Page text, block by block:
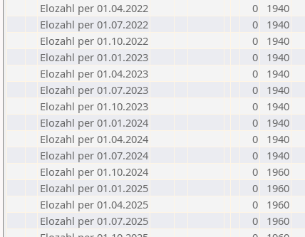
Elozahl per 01.04.2022
0
1940
Elozahl per 01.07.2022
0
1940
Elozahl per 01.10.2022
0
1940
Elozahl per 01.01.2023
0
1940
Elozahl per 01.04.2023
0
1940
Elozahl per 01.07.2023
0
1940
Elozahl per 01.10.2023
0
1940
Elozahl per 01.01.2024
0
1940
Elozahl per 01.04.2024
0
1940
Elozahl per 01.07.2024
0
1940
Elozahl per 01.10.2024
0
1960
Elozahl per 01.01.2025
0
1960
Elozahl per 01.04.2025
0
1960
Elozahl per 01.07.2025
0
1960